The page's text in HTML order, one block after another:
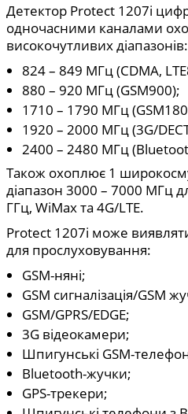
Детектор Protect 1207i
одночасними каналами
високочутливих діапазонів:
824 – 849 МГц (CDMA,
880 – 920 МГц (GSM900);
1710 – 1790 МГц
1920 – 2000 МГц (3G/
2400 – 2480 МГц
Також охоплює 1
діапазон 3000 – 7000 МГц
ГГц, WiMax та 4G/LTE.
Protect 1207i може
для прослуховування:
GSM-няні;
GSM сигналізація/GSM
GSM/GPRS/EDGE;
3G відеокамери;
Шпигунські GSM-
Bluetooth-жучки;
GPS-трекери;